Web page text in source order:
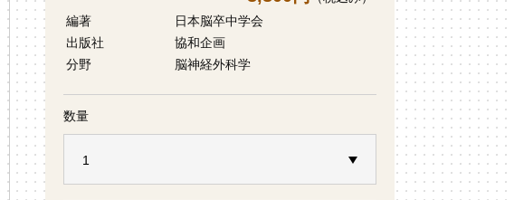
編著
日本脳卒中学会
出版社
協和企画
分野
脳神経外科学
数量